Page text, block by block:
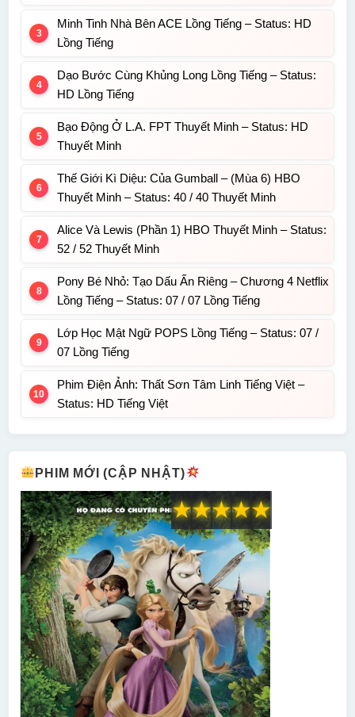
Minh Tinh Nhà Bên ACE Lồng Tiếng – Status: HD
Lồng Tiếng
Dạo Bước Cùng Khủng Long Lồng Tiếng – Status:
HD Lồng Tiếng
Bạo Động Ở L.A. FPT Thuyết Minh – Status: HD
Thuyết Minh
Thế Giới Kì Diệu: Của Gumball – (Mùa 6) HBO
Thuyết Minh – Status: 40 / 40 Thuyết Minh
Alice Và Lewis (Phần 1) HBO Thuyết Minh – Status:
52 / 52 Thuyết Minh
Pony Bé Nhỏ: Tạo Dấu Ấn Riêng – Chương 4 Netflix
Lồng Tiếng – Status: 07 / 07 Lồng Tiếng
Lớp Học Mật Ngữ POPS Lồng Tiếng – Status: 07 /
07 Lồng Tiếng
Phim Điện Ảnh: Thất Sơn Tâm Linh Tiếng Việt –
Status: HD Tiếng Việt
PHIM MỚI (CẬP NHẬT)
★
★
★
★
★